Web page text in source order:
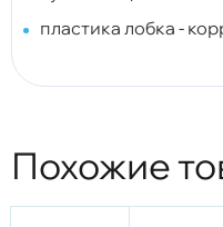
пластика лобка -
Похожие